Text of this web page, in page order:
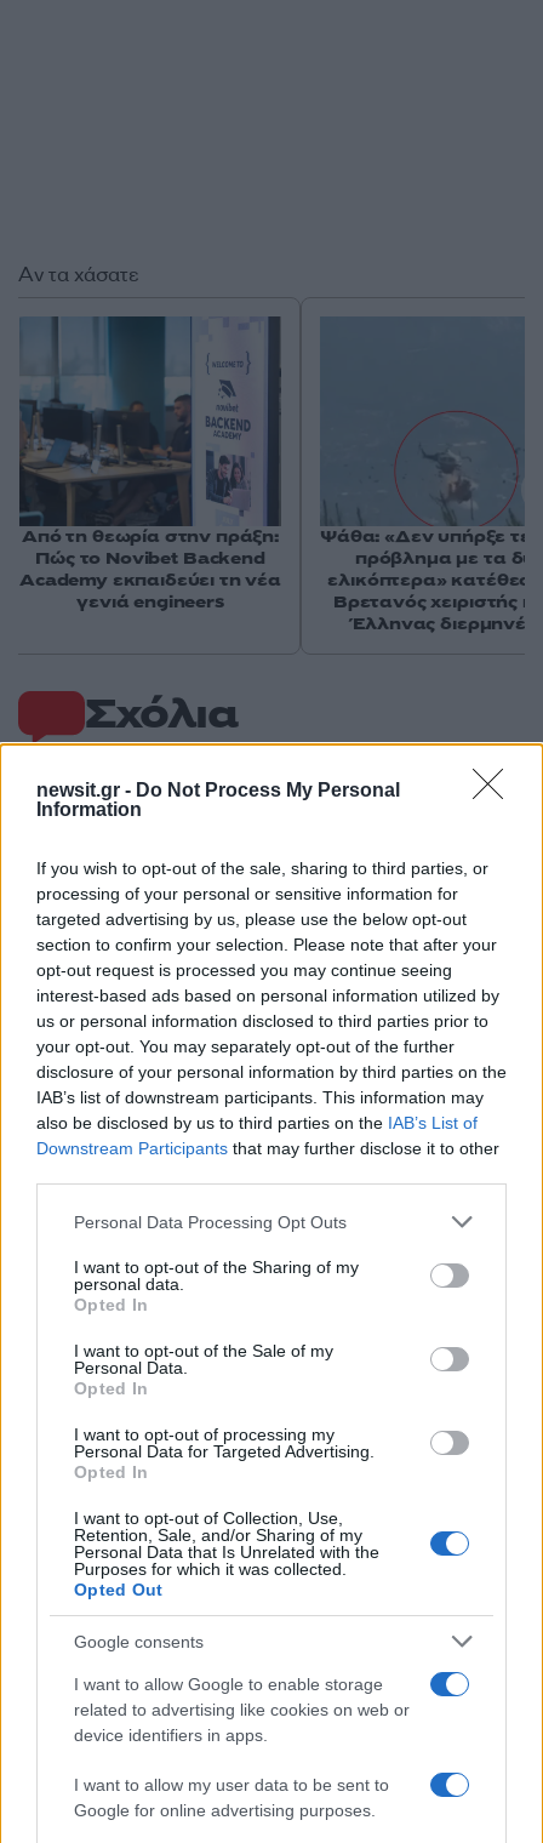
newsit.gr - Do Not Process My Personal
Information
If you wish to opt-out of the sale, sharing to third parties, or
processing of your personal or sensitive information for
targeted advertising by us, please use the below opt-out
section to confirm your selection. Please note that after your
opt-out request is processed you may continue seeing
interest-based ads based on personal information utilized by
us or personal information disclosed to third parties prior to
your opt-out. You may separately opt-out of the further
disclosure of your personal information by third parties on the
IAB’s list of downstream participants. This information may
also be disclosed by us to third parties on the IAB’s List of
Downstream Participants that may further disclose it to other
Please note that this website/app uses one or more Google
not limited to your visit or usage behaviour. You may click to
grant or deny consent to Google and its third-party tags to
use your data for below specified purposes in below Google
consent section.
Personal Data Processing Opt Outs
I want to opt-out of the Sharing of my
personal data.
Opted In
I want to opt-out of the Sale of my
Personal Data.
Opted In
I want to opt-out of processing my
Personal Data for Targeted Advertising.
Opted In
I want to opt-out of Collection, Use,
Retention, Sale, and/or Sharing of my
Personal Data that Is Unrelated with the
Purposes for which it was collected.
Opted Out
Google consents
I want to allow Google to enable storage
related to advertising like cookies on web or
device identifiers in apps.
I want to allow my user data to be sent to
Google for online advertising purposes.
Σχόλια
50 /50
2000 /2000
Υποβολή σχολίου
Πολιτική Απορρήτου&Όροι Χρήσηςτης Google.
Lifestyle
ΕΥΡΥΔΙΚΗ
Share:
Ακολουθήστε το Νewsit.gr στο Google News
ενημερωθείτε πρώτοι για όλη την ειδησεογραφία και τα
Αν τα χάσατε
Από τη θεωρία στην πράξη:
Πώς το Novibet Backend
Academy εκπαιδεύει τη νέα
γενιά engineers
Ψάθα: «Δεν υπήρξε
πρόβλημα με τα
ελικόπτερα»
Βρετανός χειριστής
Έλληνας
Πιο δημοφιλή
Τουρισμός για Όλους 2026: Σήμερα ανοίγει
η πλατφόρμα – Ποια ΑΦΜ προηγούνται
στις αιτήσεις
Κυψέλη: Ο περίεργος ηλικιωμένος και το
ταξίδι στην Αράχωβα – Όσα ισχυρίστηκε ο
26χρονος για τον θάνατο της Βρετανίδας
Η φωτιά στη Δυτική Αττική, από την
κορυφή του Κιθαιρώνα – Το εντυπωσιακό
timelapse βίντεο